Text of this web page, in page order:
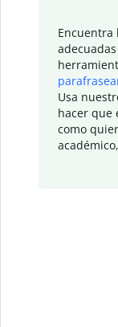
Encuentra
Usa
hacer que
como